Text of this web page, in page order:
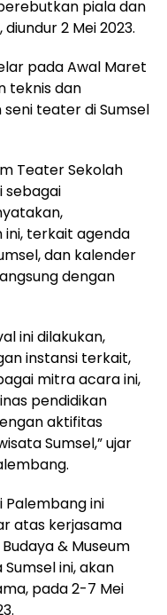
piala dan
2 Mei 2023.
pada Awal Maret
teknis dan
teater di Sumsel
Teater Sekolah
sebagai
ini, terkait agenda
dan kalender
dengan
ini dilakukan,
instansi terkait,
mitra acara ini,
pendidikan
aktifitas
Sumsel,” ujar
Palembang ini
atas kerjasama
& Museum
ini, akan
pada 2-7 Mei